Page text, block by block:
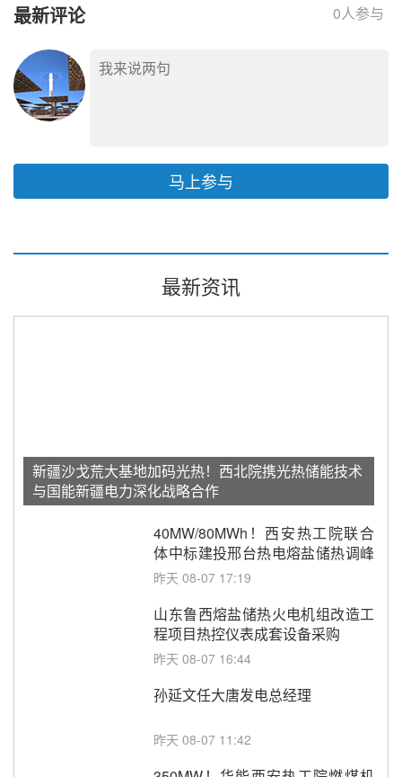
最新评论 0人参与
马上参与
最新资讯
新疆沙戈荒大基地加码光热！西北院携光热储能技术
与国能新疆电力深化战略合作
40MW/80MWh！西安热工院联合
体中标建投邢台热电熔盐储热调峰
调频改造EPC项目
昨天 08-07 17:19
山东鲁西熔盐储热火电机组改造工
程项目热控仪表成套设备采购
昨天 08-07 16:44
孙延文任大唐发电总经理
昨天 08-07 11:42